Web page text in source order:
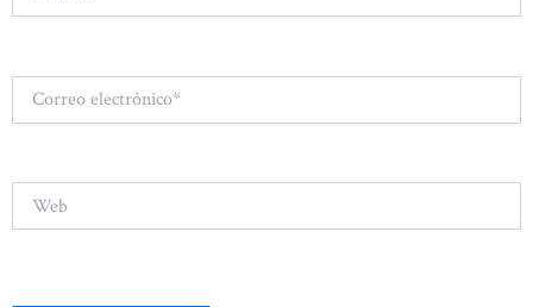
electrónico*